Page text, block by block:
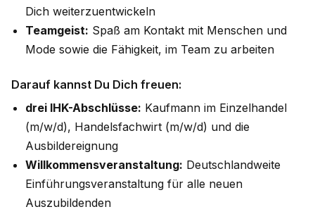
Dich weiterzuentwickeln
Teamgeist: Spaß am Kontakt mit Menschen und
Mode sowie die Fähigkeit, im Team zu arbeiten
Darauf kannst Du Dich freuen:
drei IHK-Abschlüsse: Kaufmann im Einzelhandel
(m/w/d), Handelsfachwirt (m/w/d) und die
Ausbildereignung
Willkommensveranstaltung: Deutschlandweite
Einführungsveranstaltung für alle neuen
Auszubildenden